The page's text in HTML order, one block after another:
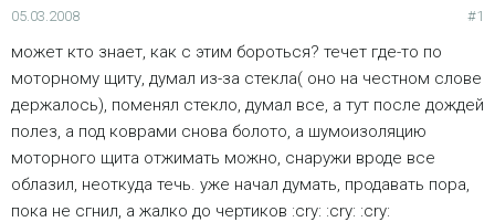
05.03.2008 #1
может кто знает, как с этим бороться? течет где-то по
моторному щиту, думал из-за стекла( оно на честном слове
держалось), поменял стекло, думал все, а тут после дождей
полез, а под коврами снова болото, а шумоизоляцию
моторного щита отжимать можно, снаружи вроде все
облазил, неоткуда течь. уже начал думать, продавать пора,
пока не сгнил, а жалко до чертиков :cry: :cry: :cry: